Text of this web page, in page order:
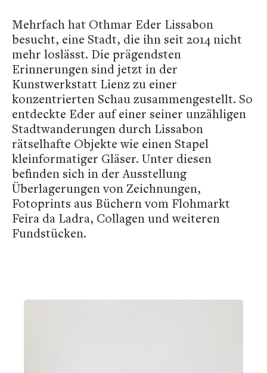
Mehrfach hat Othmar Eder Lissabon
besucht, eine Stadt, die ihn seit 2014 nicht
mehr loslässt. Die prägendsten
Erinnerungen sind jetzt in der
Kunstwerkstatt Lienz zu einer
konzentrierten Schau zusammengestellt. So
entdeckte Eder auf einer seiner unzähligen
Stadtwanderungen durch Lissabon
rätselhafte Objekte wie einen Stapel
kleinformatiger Gläser. Unter diesen
befinden sich in der Ausstellung
Überlagerungen von Zeichnungen,
Fotoprints aus Büchern vom Flohmarkt
Feira da Ladra, Collagen und weiteren
Fundstücken.